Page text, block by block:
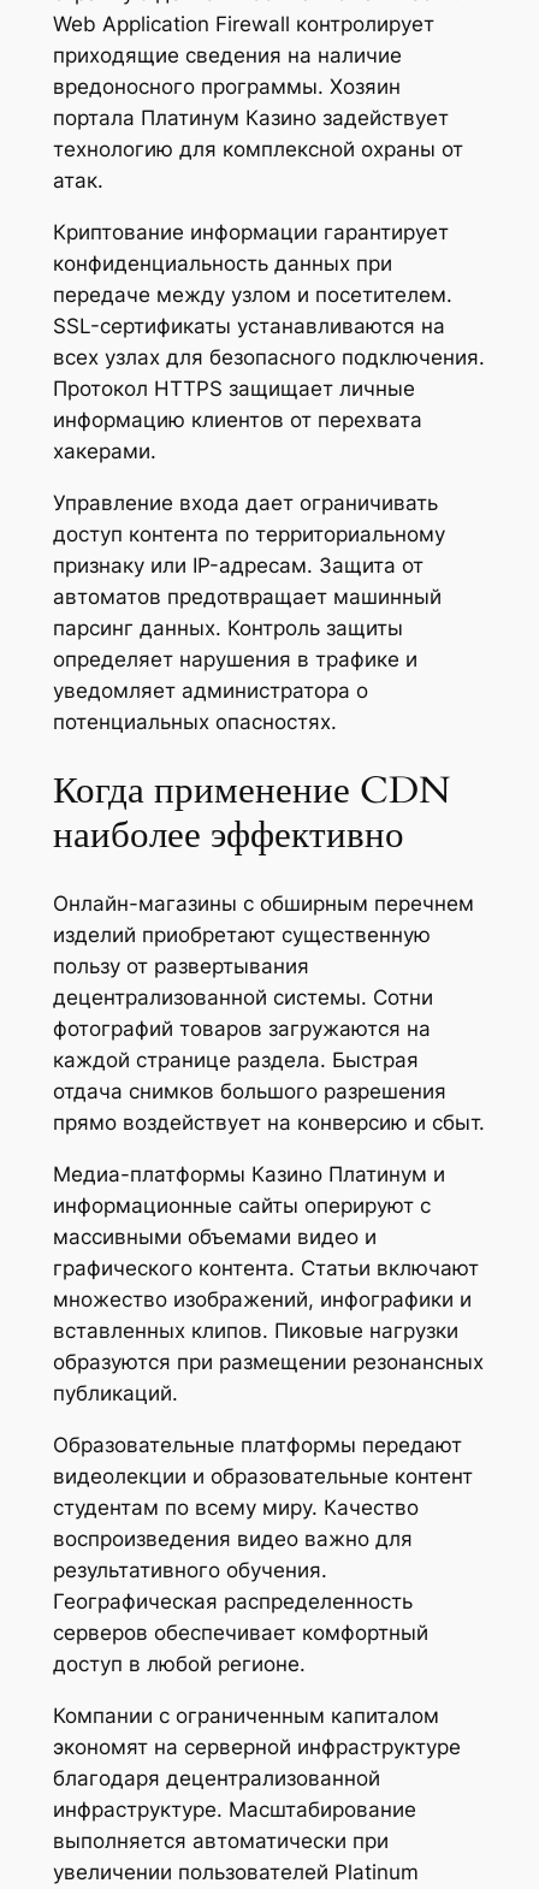
Web Application Firewall контролирует
приходящие сведения на наличие
вредоносного программы. Хозяин
портала Платинум Казино задействует
технологию для комплексной охраны от
атак.
Криптование информации гарантирует
конфиденциальность данных при
передаче между узлом и посетителем.
SSL-сертификаты устанавливаются на
всех узлах для безопасного подключения.
Протокол HTTPS защищает личные
информацию клиентов от перехвата
хакерами.
Управление входа дает ограничивать
доступ контента по территориальному
признаку или IP-адресам. Защита от
автоматов предотвращает машинный
парсинг данных. Контроль защиты
определяет нарушения в трафике и
уведомляет администратора о
потенциальных опасностях.
Когда применение CDN
наиболее эффективно
Онлайн-магазины с обширным перечнем
изделий приобретают существенную
пользу от развертывания
децентрализованной системы. Сотни
фотографий товаров загружаются на
каждой странице раздела. Быстрая
отдача снимков большого разрешения
прямо воздействует на конверсию и сбыт.
Медиа-платформы Казино Платинум и
информационные сайты оперируют с
массивными объемами видео и
графического контента. Статьи включают
множество изображений, инфографики и
вставленных клипов. Пиковые нагрузки
образуются при размещении резонансных
публикаций.
Образовательные платформы передают
видеолекции и образовательные контент
студентам по всему миру. Качество
воспроизведения видео важно для
результативного обучения.
Географическая распределенность
серверов обеспечивает комфортный
доступ в любой регионе.
Компании с ограниченным капиталом
экономят на серверной инфраструктуре
благодаря децентрализованной
инфраструктуре. Масштабирование
выполняется автоматически при
увеличении пользователей Platinum